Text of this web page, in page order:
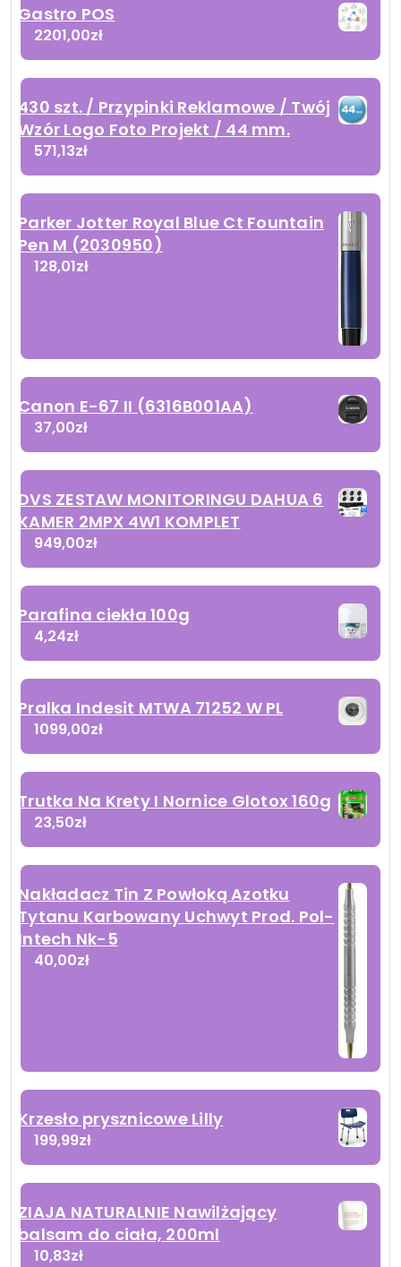
Gastro POS
2201,00zł
430 szt. / Przypinki Reklamowe / Twój
Wzór Logo Foto Projekt / 44 mm.
571,13zł
Parker Jotter Royal Blue Ct Fountain
Pen M (2030950)
128,01zł
Canon E-67 II (6316B001AA)
37,00zł
DVS ZESTAW MONITORINGU DAHUA 6
KAMER 2MPX 4W1 KOMPLET
949,00zł
Parafina ciekła 100g
4,24zł
Pralka Indesit MTWA 71252 W PL
1099,00zł
Trutka Na Krety I Nornice Glotox 160g
23,50zł
Nakładacz Tin Z Powłoką Azotku
Tytanu Karbowany Uchwyt Prod. Pol-
Intech Nk-5
40,00zł
Krzesło prysznicowe Lilly
199,99zł
ZIAJA NATURALNIE Nawilżający
balsam do ciała, 200ml
10,83zł